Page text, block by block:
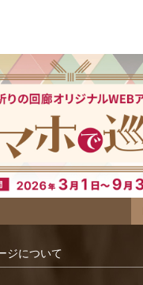
ジについて